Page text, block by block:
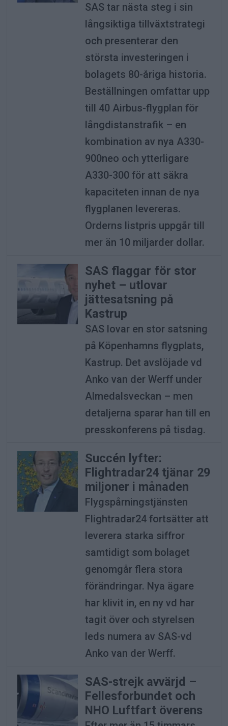
SAS tar nästa steg i sin
långsiktiga tillväxtstrategi
och presenterar den
största investeringen i
bolagets 80-åriga historia.
Beställningen omfattar upp
till 40 Airbus-flygplan för
långdistanstrafik – en
kombination av nya A330-
900neo och ytterligare
A330-300 för att säkra
kapaciteten innan de nya
flygplanen levereras.
Orderns listpris uppgår till
mer än 10 miljarder dollar.
SAS flaggar för stor
nyhet – utlovar
jättesatsning på
Kastrup
SAS lovar en stor satsning
på Köpenhamns flygplats,
Kastrup. Det avslöjade vd
Anko van der Werff under
Almedalsveckan – men
detaljerna sparar han till en
presskonferens på tisdag.
Succén lyfter:
Flightradar24 tjänar 29
miljoner i månaden
Flygspårningstjänsten
Flightradar24 fortsätter att
leverera starka siffror
samtidigt som bolaget
genomgår flera stora
förändringar. Nya ägare
har klivit in, en ny vd har
tagit över och styrelsen
leds numera av SAS-vd
Anko van der Werff.
SAS-strejk avvärjd –
Fellesforbundet och
NHO Luftfart överens